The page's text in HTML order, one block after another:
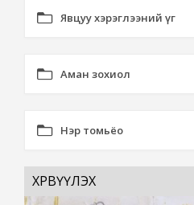
Явцуу хэрэглээний үг
Аман зохиол
Нэр томьёо
ХӨРВҮҮЛЭХ